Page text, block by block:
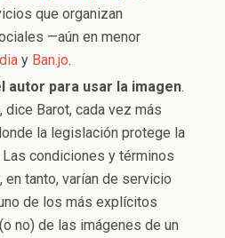
que organizan
—aún en menor
y Ban.jo.
autor para usar la imagen.
dice Barot, cada vez más
la legislación protege la
condiciones y términos
tanto, varían de servicio
de los más explícitos
no) de las imágenes de un